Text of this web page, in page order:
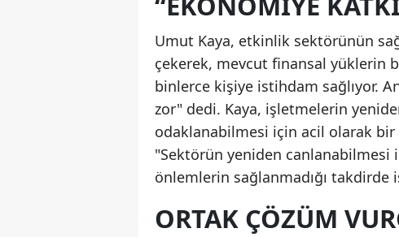
Umut Kaya, etkinlik sektörünün
çekerek, mevcut finansal yüklerin
binlerce kişiye istihdam sağlıyor.
zor" dedi. Kaya, işletmelerin
odaklanabilmesi için acil olarak
"Sektörün yeniden canlanabilmesi
önlemlerin sağlanmadığı takdirde
ORTAK ÇÖZÜM